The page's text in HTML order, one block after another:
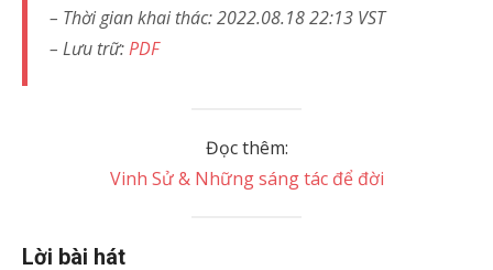
– Thời gian khai thác: 2022.08.18 22:13 VST
– Lưu trữ:PDF
Đọc thêm:
Vinh Sử & Những sáng tác để đời
Lời bài hát